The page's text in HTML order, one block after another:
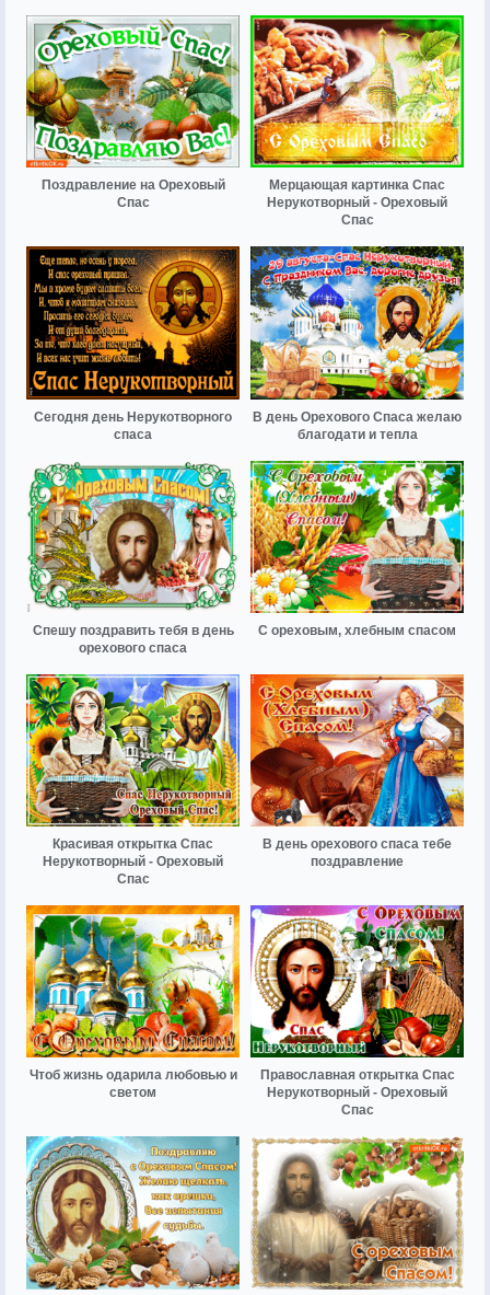
Поздравление на Ореховый
Спас
Мерцающая картинка Спас
Нерукотворный - Ореховый
Спас
Сегодня день Нерукотворного
спаса
В день Орехового Спаса желаю
благодати и тепла
Спешу поздравить тебя в день
орехового спаса
С ореховым, хлебным спасом
Красивая открытка Спас
Нерукотворный - Ореховый
Спас
В день орехового спаса тебе
поздравление
Чтоб жизнь одарила любовью и
светом
Православная открытка Спас
Нерукотворный - Ореховый
Спас